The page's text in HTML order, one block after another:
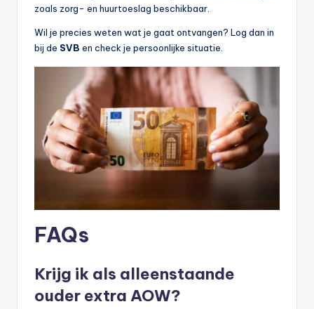
zoals zorg- en huurtoeslag beschikbaar.
Wil je precies weten wat je gaat ontvangen? Log dan in
bij de SVB en check je persoonlijke situatie.
FAQs
Krijg ik als alleenstaande
ouder extra AOW?